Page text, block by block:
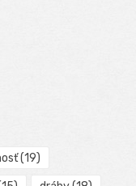
(19)